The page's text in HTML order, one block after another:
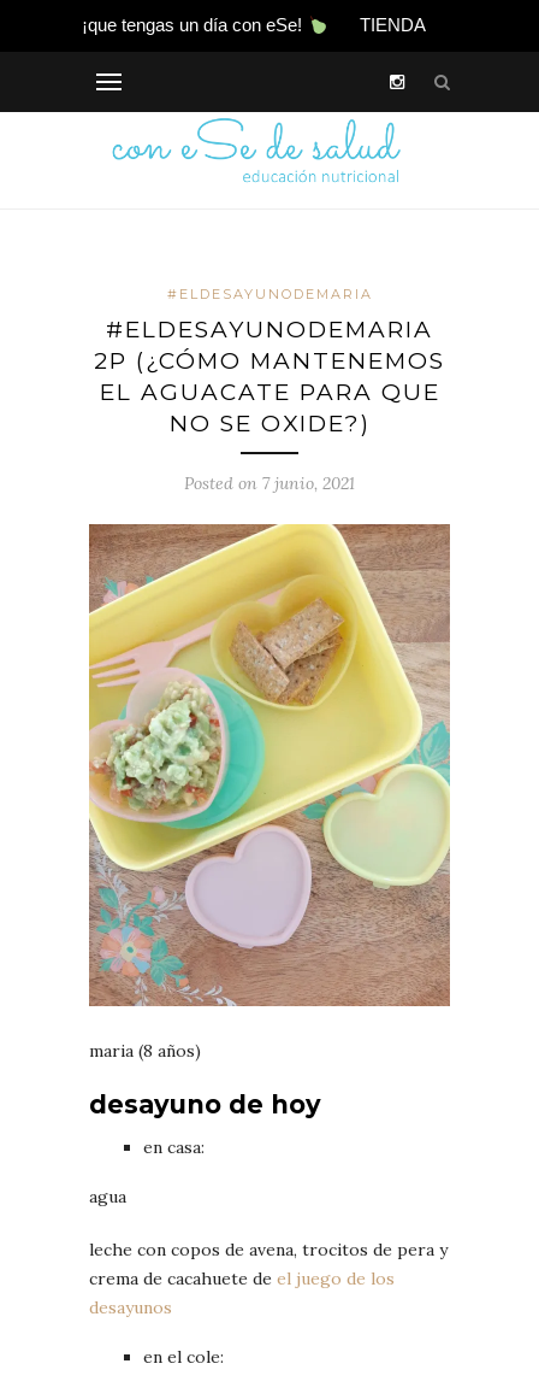
¡que tengas un día con eSe! TIENDA
#ELDESAYUNODEMARIA
#ELDESAYUNODEMARIA
2P (¿CÓMO MANTENEMOS
EL AGUACATE PARA QUE
NO SE OXIDE?)
Posted on 7 junio, 2021
maria (8 años)
desayuno de hoy
en casa:
agua
leche con copos de avena, trocitos de pera y
crema de cacahuete de el juego de los
desayunos
en el cole: